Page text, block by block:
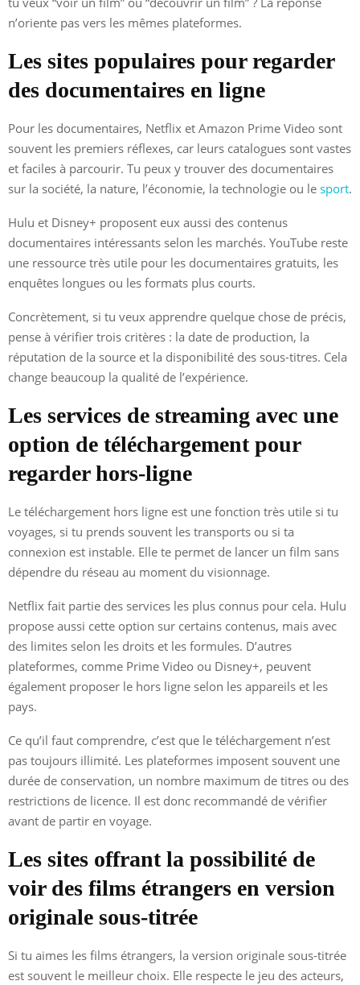
n’oriente pas vers les mêmes plateformes.
Les sites populaires pour regarder
des documentaires en ligne
Pour les documentaires, Netflix et Amazon Prime Video sont
souvent les premiers réflexes, car leurs catalogues sont vastes
et faciles à parcourir. Tu peux y trouver des documentaires
sur la société, la nature, l’économie, la technologie ou le sport.
Hulu et Disney+ proposent eux aussi des contenus
documentaires intéressants selon les marchés. YouTube reste
une ressource très utile pour les documentaires gratuits, les
enquêtes longues ou les formats plus courts.
Concrètement, si tu veux apprendre quelque chose de précis,
pense à vérifier trois critères : la date de production, la
réputation de la source et la disponibilité des sous-titres. Cela
change beaucoup la qualité de l’expérience.
Les services de streaming avec une
option de téléchargement pour
regarder hors-ligne
Le téléchargement hors ligne est une fonction très utile si tu
voyages, si tu prends souvent les transports ou si ta
connexion est instable. Elle te permet de lancer un film sans
dépendre du réseau au moment du visionnage.
Netflix fait partie des services les plus connus pour cela. Hulu
propose aussi cette option sur certains contenus, mais avec
des limites selon les droits et les formules. D’autres
plateformes, comme Prime Video ou Disney+, peuvent
également proposer le hors ligne selon les appareils et les
pays.
Ce qu’il faut comprendre, c’est que le téléchargement n’est
pas toujours illimité. Les plateformes imposent souvent une
durée de conservation, un nombre maximum de titres ou des
restrictions de licence. Il est donc recommandé de vérifier
avant de partir en voyage.
Les sites offrant la possibilité de
voir des films étrangers en version
originale sous-titrée
Si tu aimes les films étrangers, la version originale sous-titrée
est souvent le meilleur choix. Elle respecte le jeu des acteurs,